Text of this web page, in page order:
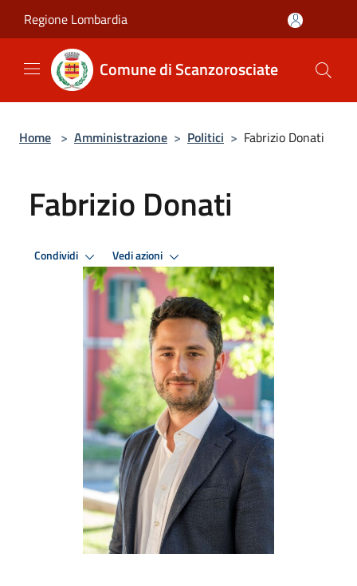
Regione Lombardia
Comune di Scanzorosciate
Home > Amministrazione > Politici > Fabrizio Donati
Fabrizio Donati
Condividi Vedi azioni